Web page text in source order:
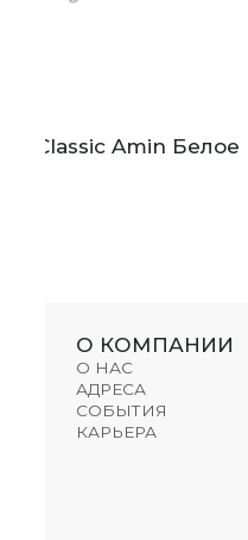
Classic Amin Белое
О КОМПАНИИ
О НАС
АДРЕСА
СОБЫТИЯ
КАРЬЕРА